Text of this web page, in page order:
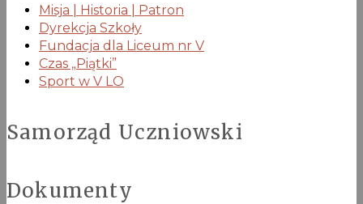
Misja | Historia | Patron
Dyrekcja Szkoły
Fundacja dla Liceum nr V
Czas „Piątki”
Sport w V LO
Samorząd Uczniowski
Dokumenty